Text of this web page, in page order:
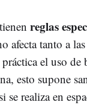
reglas
afecta tanto a
el uso de
esto supone
se realiza en